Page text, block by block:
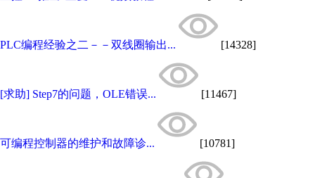
PLC编程经验之二－－双线圈输出... [14328]
[求助] Step7的问题，OLE错误... [11467]
可编程控制器的维护和故障诊... [10781]